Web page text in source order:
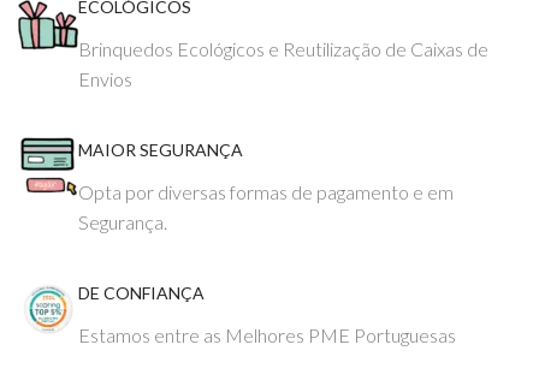
ECOLÓGICOS
Brinquedos Ecológicos e Reutilização de Caixas de
Envios
MAIOR SEGURANÇA
Opta por diversas formas de pagamento e em
Segurança.
DE CONFIANÇA
Estamos entre as Melhores PME Portuguesas